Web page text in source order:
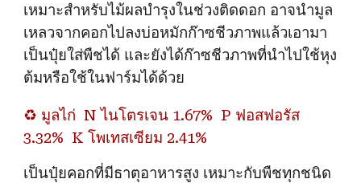
เหมาะสำหรับไม้ผลบำรุงในช่วงติดดอก อาจนำมูล
เหลวจากคอกไปลงบ่อหมักก๊าซชีวภาพแล้วเอามา
เป็นปุ๋ยใส่พืชได้ และยังได้ก๊าซชีวภาพที่นำไปใช้หุง
ต้มหรือใช้ในฟาร์มได้ด้วย
♻️ มูลไก่ N ไนโตรเจน 1.67% P ฟอสฟอรัส
3.32% K โพเทสเซียม 2.41%
เป็นปุ๋ยคอกที่มีธาตุอาหารสูง เหมาะกับพืชทุกชนิด